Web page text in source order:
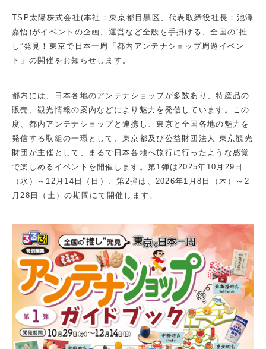
TSP太陽株式会社(本社：東京都目黒区、代表取締役社長：池澤
嘉悟)がイベントの企画、運営など全般を手掛ける、全国の“推
し”発見！東京で日本一周「都内アンテナショップ周遊イベン
ト」の開催をお知らせします。
都内には、日本各地のアンテナショップが多数あり、特産品の
販売、観光情報の案内などにより魅力を発信しています。この
度、都内アンテナショップと連携し、東京と全国各地の魅力を
発信する取組の一環として、東京都及び公益財団法人 東京観光
財団が主催として、まるで日本各地へ旅行に行ったような感覚
で楽しめるイベントを開催します。第1弾は2025年10月29日
（水）～12月14日（日）、第2弾は、2026年1月8日（木）～2
月28日（土）の期間にて開催します。